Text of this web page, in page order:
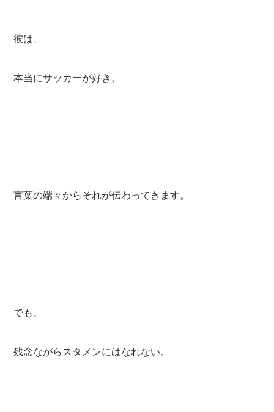
彼は、
本当にサッカーが好き。
言葉の端々からそれが伝わってきます。
でも、
残念ながらスタメンにはなれない。